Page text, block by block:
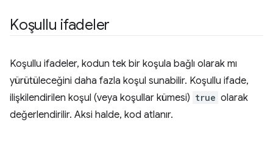
Koşullu ifadeler
Koşullu ifadeler, kodun tek bir koşula bağlı olarak mı
yürütüleceğini daha fazla koşul sunabilir. Koşullu ifade,
ilişkilendirilen koşul (veya koşullar kümesi) true olarak
değerlendirilir. Aksi halde, kod atlanır.